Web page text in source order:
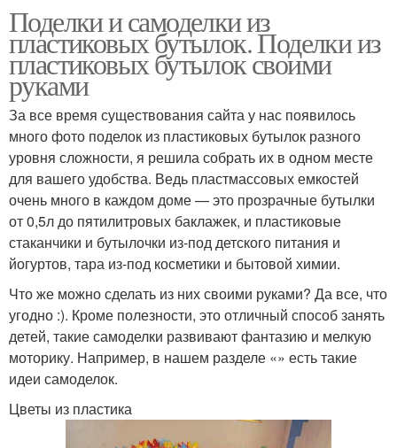
Поделки и самоделки из
пластиковых бутылок. Поделки из
пластиковых бутылок своими
руками
За все время существования сайта у нас появилось
много фото поделок из пластиковых бутылок разного
уровня сложности, я решила собрать их в одном месте
для вашего удобства. Ведь пластмассовых емкостей
очень много в каждом доме — это прозрачные бутылки
от 0,5л до пятилитровых баклажек, и пластиковые
стаканчики и бутылочки из-под детского питания и
йогуртов, тара из-под косметики и бытовой химии.
Что же можно сделать из них своими руками? Да все, что
угодно :). Кроме полезности, это отличный способ занять
детей, такие самоделки развивают фантазию и мелкую
моторику. Например, в нашем разделе «» есть такие
идеи самоделок.
Цветы из пластика